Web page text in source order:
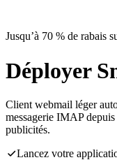
Jusqu’à 70 % de rabais
Déployer
Client webmail léger
messagerie IMAP
publicités.
Lancez votre